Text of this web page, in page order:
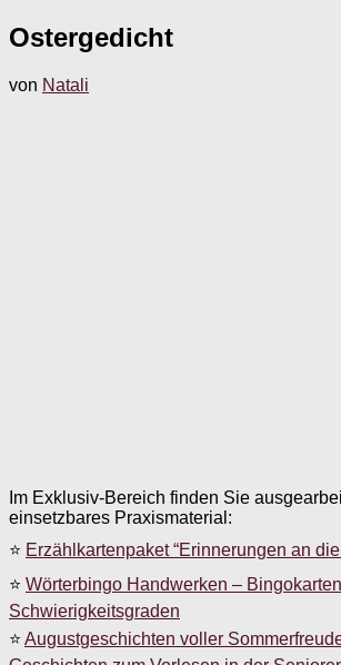
Ostergedicht
von Natali
Im Exklusiv-Bereich finden Sie
einsetzbares Praxismaterial:
⭐ Erzählkartenpaket “Erinnerungen an
⭐ Wörterbingo Handwerken –
Schwierigkeitsgraden
⭐ Augustgeschichten voller